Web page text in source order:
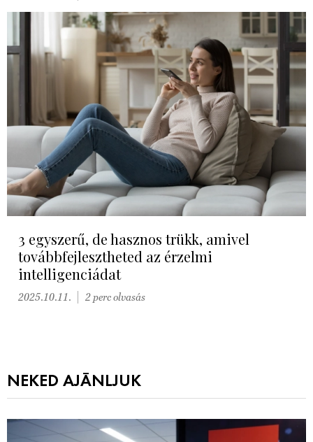
3 egyszerű, de hasznos trükk, amivel
továbbfejlesztheted az érzelmi
intelligenciádat
2025.10.11. 2 perc olvasás
NEKED AJÁNLJUK